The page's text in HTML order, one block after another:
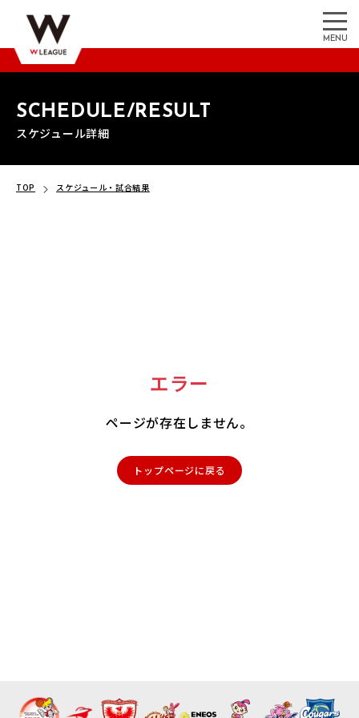
MENU
SCHEDULE/RESULT
スケジュール詳細
TOP スケジュール・試合結果
エラー
ページが存在しません。
トップページに戻る